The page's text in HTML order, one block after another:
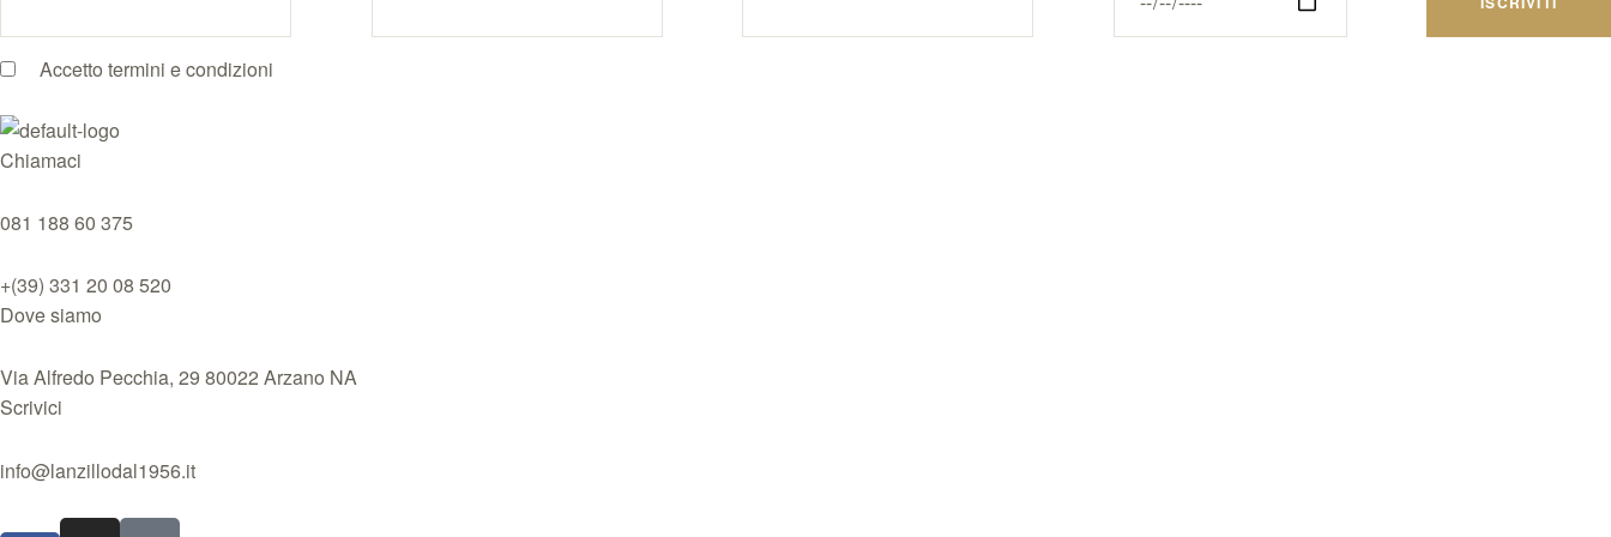
Accetto termini e condizioni
Chiamaci
081 188 60 375
+(39) 331 20 08 520
Dove siamo
Via Alfredo Pecchia, 29 80022 Arzano NA
Scrivici
info@lanzillodal1956.it